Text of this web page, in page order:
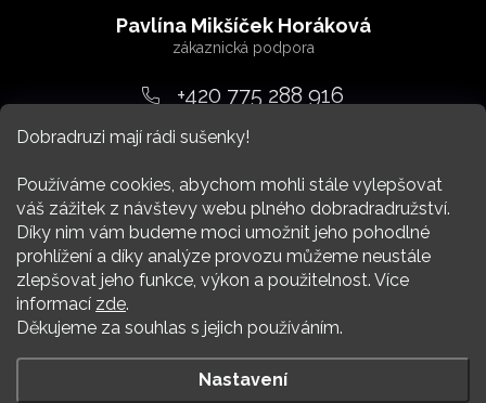
Dobradruzi mají rádi sušenky!
Používáme cookies, abychom mohli stále vylepšovat
váš zážitek z návštevy webu plného dobradradružství.
Díky nim vám budeme moci umožnit jeho pohodlné
prohlížení a díky analýze provozu můžeme neustále
zlepšovat jeho funkce, výkon a použitelnost. Více
informací zde.
Děkujeme za souhlas s jejich používáním.
Nastavení
a
Nákup
Více Dobradruha
Pavlína Mikšíček Horáková
+420 775 288 916
srdcem@dobradruh.cz